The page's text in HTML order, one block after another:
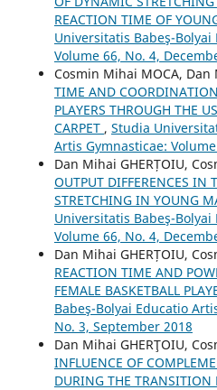
REACTION TIME OF
Universitatis Babeş-
Volume 66, No. 4,
Cosmin Mihai MOCA, Dan
TIME AND
PLAYERS THROUGH THE
CARPET , Studia
Artis Gymnasticae:
Dan Mihai GHERȚOIU,
OUTPUT DIFFERENCES IN
STRETCHING IN YOUNG
Universitatis Babeş-
Volume 66, No. 4,
Dan Mihai GHERȚOIU,
REACTION TIME AND
FEMALE BASKETBALL
Babeş-Bolyai Educatio
No. 3, September 2018
Dan Mihai GHERŢOIU,
INFLUENCE OF
DURING THE TRANSITION